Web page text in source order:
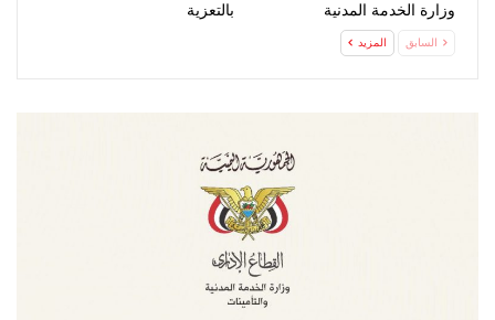
وزارة الخدمة المدنية
بالتعزية
السابق المزيد